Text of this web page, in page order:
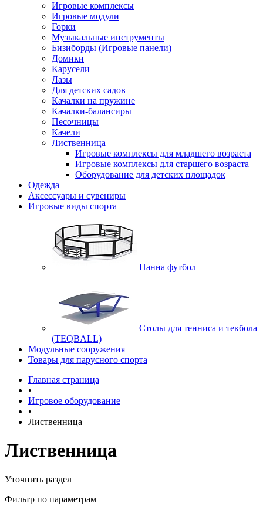
Игровые комплексы
Игровые модули
Горки
Музыкальные инструменты
Бизиборды (Игровые панели)
Домики
Карусели
Лазы
Для детских садов
Качалки на пружине
Качалки-балансиры
Песочницы
Качели
Лиственница
Игровые комплексы для младшего возраста
Игровые комплексы для старшего возраста
Оборудование для детских площадок
Одежда
Аксессуары и сувениры
Игровые виды спорта
Панна футбол
Cтолы для тенниса и текбола
(TEQBALL)
Модульные сооружения
Товары для парусного спорта
Главная страница
•
Игровое оборудование
•
Лиственница
Лиственница
Уточнить раздел
Фильтр по параметрам